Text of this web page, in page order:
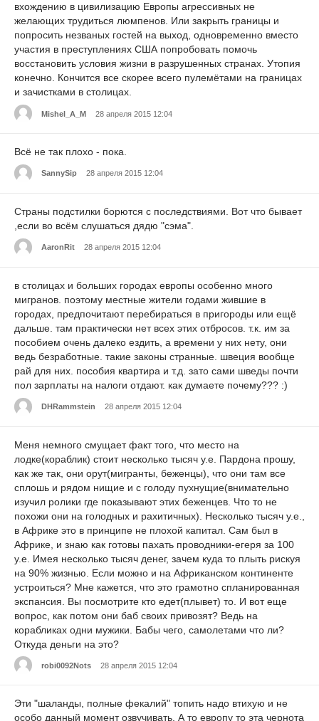
вхождению в цивилизацию Европы агрессивных не
желающих трудиться люмпенов. Или закрыть границы и
попросить незваных гостей на выход, одновременно вместо
участия в преступлениях США попробовать помочь
восстановить условия жизни в разрушенных странах. Утопия
конечно. Кончится все скорее всего пулемётами на границах
и зачистками в столицах.
Mishel_A_M 28 апреля 2015 12:04
Всё не так плохо - пока.
SannySip 28 апреля 2015 12:04
Страны подстилки борются с последствиями. Вот что бывает
,если во всём слушаться дядю "сэма".
AaronRit 28 апреля 2015 12:04
в столицах и больших городах европы особенно много
мигранов. поэтому местные жители годами жившие в
городах, предпочитают перебираться в пригороды или ещё
дальше. там практически нет всех этих отбросов. т.к. им за
пособием очень далеко ездить, а времени у них нету, они
ведь безработные. такие законы странные. швеция вообще
рай для них. пособия квартира и т.д. зато сами шведы почти
пол зарплаты на налоги отдают. как думаете почему??? :)
DHRammstein 28 апреля 2015 12:04
Меня немного смущает факт того, что место на
лодке(кораблик) стоит несколько тысяч у.е. Пардона прошу,
как же так, они орут(мигранты, беженцы), что они там все
сплошь и рядом нищие и с голоду пухнущие(внимательно
изучил ролики где показывают этих беженцев. Что то не
похожи они на голодных и рахитичных). Несколько тысяч у.е.,
в Африке это в принципе не плохой капитал. Сам был в
Африке, и знаю как готовы пахать проводники-егеря за 100
у.е. Имея несколько тысяч денег, зачем куда то плыть рискуя
на 90% жизнью. Если можно и на Африканском континенте
устроиться? Мне кажется, что это грамотно спланированная
экспансия. Вы посмотрите кто едет(плывет) то. И вот еще
вопрос, как потом они баб своих привозят? Ведь на
корабликах одни мужики. Бабы чего, самолетами что ли?
Откуда деньги на это?
robi0092Nots 28 апреля 2015 12:04
Эти "шаланды, полные фекалий" топить надо втихую и не
особо данный момент озвучивать. А то европу то эта чернота